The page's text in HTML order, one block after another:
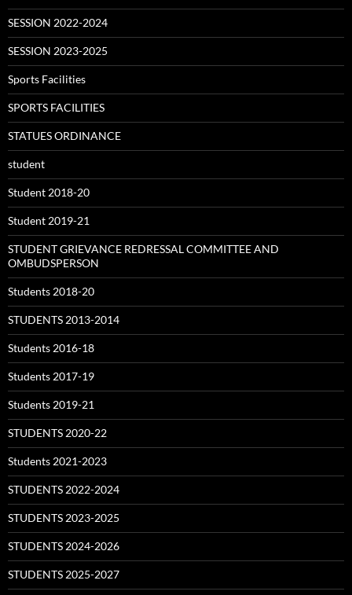
SESSION 2022-2024
SESSION 2023-2025
Sports Facilities
SPORTS FACILITIES
STATUES ORDINANCE
student
Student 2018-20
Student 2019-21
STUDENT GRIEVANCE REDRESSAL COMMITTEE AND
OMBUDSPERSON
Students 2018-20
STUDENTS 2013-2014
Students 2016-18
Students 2017-19
Students 2019-21
STUDENTS 2020-22
Students 2021-2023
STUDENTS 2022-2024
STUDENTS 2023-2025
STUDENTS 2024-2026
STUDENTS 2025-2027